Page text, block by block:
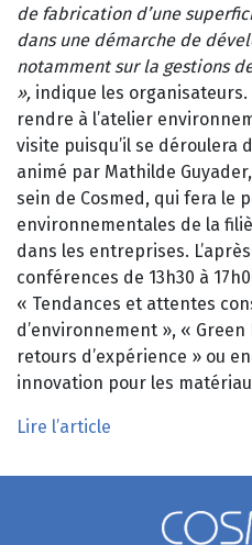
de fabrication d’une
dans une démarche de
notamment sur la gestions
», indique les
rendre à l’atelier
visite puisqu’il se déroulera
animé par Mathilde
sein de Cosmed, qui fera le
environnementales de la
dans les entreprises.
conférences de 13h30 à
« Tendances et attentes
d’environnement », «
retours d’expérience » ou
innovation pour les
Lire l’article